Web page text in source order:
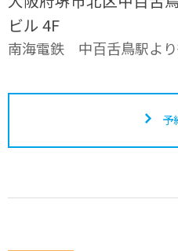
ビル 4F
南海電鉄 中百舌鳥駅よ
予